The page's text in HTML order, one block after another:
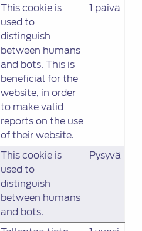
This cookie is
used to
distinguish
between humans
and bots. This is
beneficial for the
website, in order
to make valid
reports on the use
of their website.
1 päivä
This cookie is
used to
distinguish
between humans
and bots.
Pysyvä